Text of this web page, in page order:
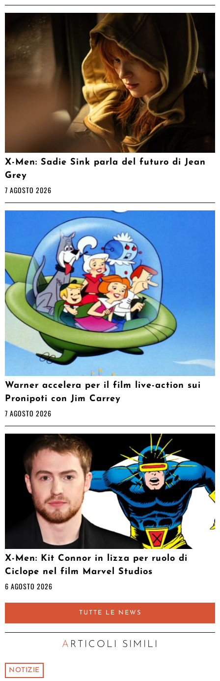
X-Men: Sadie Sink parla del futuro di Jean
Grey
7 AGOSTO 2026
Warner accelera per il film live-action sui
Pronipoti con Jim Carrey
7 AGOSTO 2026
X-Men: Kit Connor in lizza per ruolo di
Ciclope nel film Marvel Studios
6 AGOSTO 2026
TUTTE LE NEWS
ARTICOLI SIMILI
NOTIZIE